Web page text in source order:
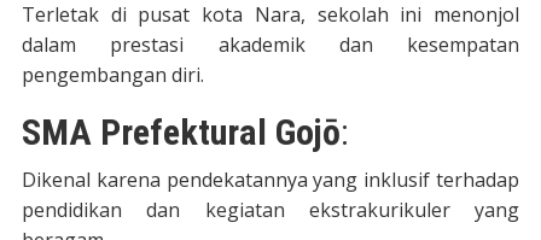
Terletak di pusat kota Nara, sekolah ini menonjol
dalam prestasi akademik dan kesempatan
pengembangan diri.
SMA Prefektural Gojō:
Dikenal karena pendekatannya yang inklusif terhadap
pendidikan dan kegiatan ekstrakurikuler yang